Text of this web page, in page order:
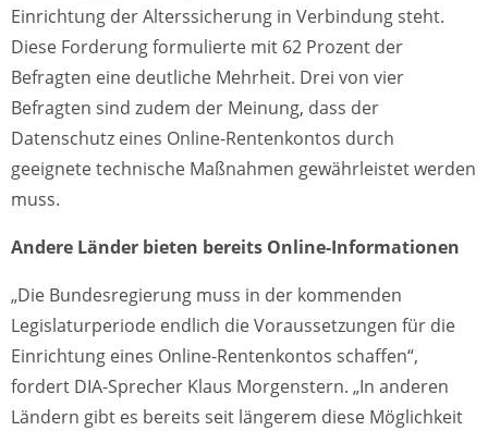
Einrichtung der Alterssicherung in Verbindung steht.
Diese Forderung formulierte mit 62 Prozent der
Befragten eine deutliche Mehrheit. Drei von vier
Befragten sind zudem der Meinung, dass der
Datenschutz eines Online-Rentenkontos durch
geeignete technische Maßnahmen gewährleistet werden
muss.
Andere Länder bieten bereits Online-Informationen
„Die Bundesregierung muss in der kommenden
Legislaturperiode endlich die Voraussetzungen für die
Einrichtung eines Online-Rentenkontos schaffen“,
fordert DIA-Sprecher Klaus Morgenstern. „In anderen
Ländern gibt es bereits seit längerem diese Möglichkeit